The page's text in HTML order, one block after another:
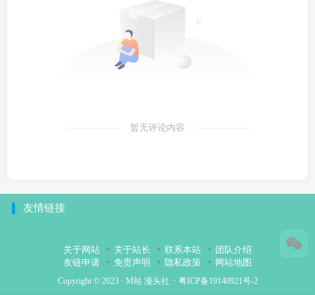
暂无评论内容
友情链接
关于网站 关于站长 联系本站
团队介绍
友链申请
免责声明 隐私政策 网站地图
Copyright © 2023 · M站 漫头社 · 粤ICP备19140921号-2